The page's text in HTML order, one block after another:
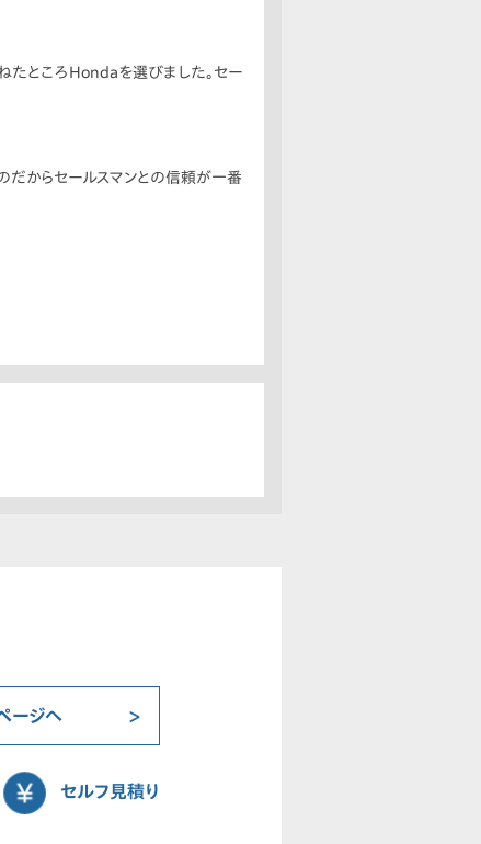
ところHondaを選びました。セー
だからセールスマンとの信頼が一番
ージへ
セルフ見積り